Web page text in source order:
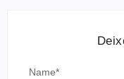
Name*